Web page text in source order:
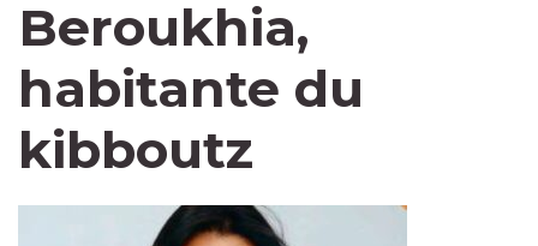
Beroukhia,
habitante du
kibboutz